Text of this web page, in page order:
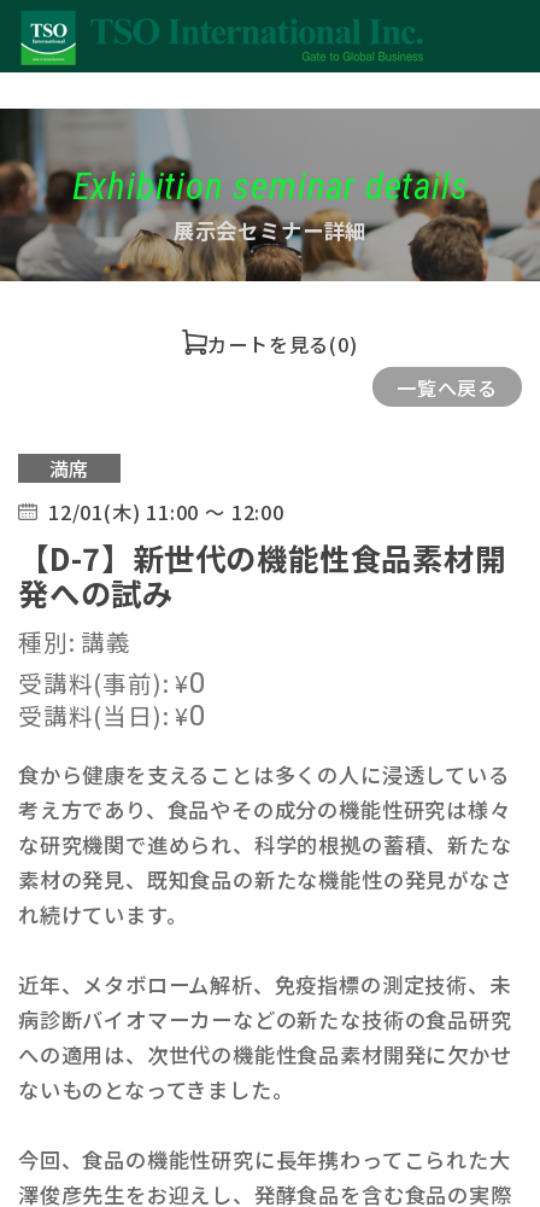
Exhibition seminar details
展示会セミナー詳細
カートを見る(0)
一覧へ戻る
満席
12/01(木) 11:00 ～ 12:00
【D-7】新世代の機能性食品素材開
発への試み
種別: 講義
受講料(事前):¥0
受講料(当日):¥0
食から健康を支えることは多くの人に浸透している
考え方であり、食品やその成分の機能性研究は様々
な研究機関で進められ、科学的根拠の蓄積、新たな
素材の発見、既知食品の新たな機能性の発見がなさ
れ続けています。
近年、メタボローム解析、免疫指標の測定技術、未
病診断バイオマーカーなどの新たな技術の食品研究
への適用は、次世代の機能性食品素材開発に欠かせ
ないものとなってきました。
今回、食品の機能性研究に長年携わってこられた大
澤俊彦先生をお迎えし、発酵食品を含む食品の実際